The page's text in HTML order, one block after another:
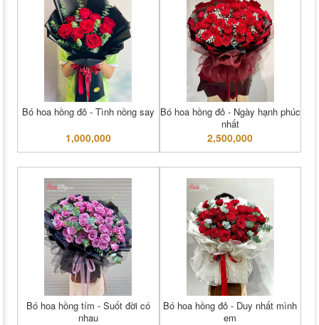
Bó hoa hồng đỏ - Tình nồng say
1,000,000
Bó hoa hồng đỏ - Ngày hạnh phúc
nhất
2,500,000
Bó hoa hồng tím - Suốt đời có
nhau
Bó hoa hồng đỏ - Duy nhất mình
em